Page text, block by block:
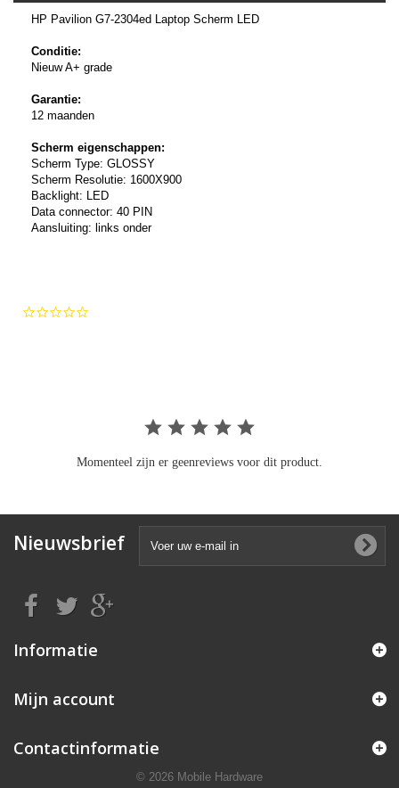
HP Pavilion G7-2304ed Laptop Scherm LED
Conditie:
Nieuw A+ grade
Garantie:
12 maanden
Scherm eigenschappen:
Scherm Type: GLOSSY
Scherm Resolutie: 1600X900
Backlight: LED
Data connector: 40 PIN
Aansluiting: links onder
Momenteel zijn er geenreviews voor dit product.
Nieuwsbrief
Informatie
Mijn account
Contactinformatie
© 2026 Mobile Hardware